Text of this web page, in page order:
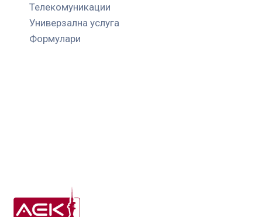
Телекомуникации
Универзална услуга
Формулари